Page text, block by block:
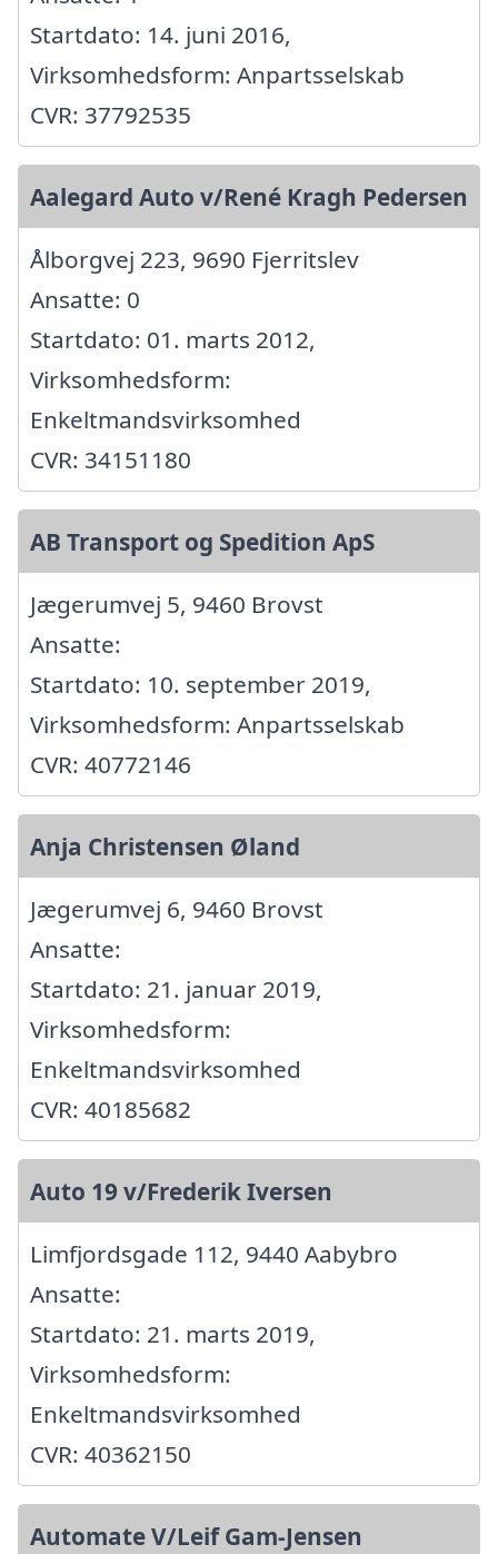
Startdato: 14. juni 2016,
Virksomhedsform: Anpartsselskab
CVR: 37792535
Aalegard Auto v/René Kragh Pedersen
Ålborgvej 223, 9690 Fjerritslev
Ansatte: 0
Startdato: 01. marts 2012,
Virksomhedsform:
Enkeltmandsvirksomhed
CVR: 34151180
AB Transport og Spedition ApS
Jægerumvej 5, 9460 Brovst
Ansatte:
Startdato: 10. september 2019,
Virksomhedsform: Anpartsselskab
CVR: 40772146
Anja Christensen Øland
Jægerumvej 6, 9460 Brovst
Ansatte:
Startdato: 21. januar 2019,
Virksomhedsform:
Enkeltmandsvirksomhed
CVR: 40185682
Auto 19 v/Frederik Iversen
Limfjordsgade 112, 9440 Aabybro
Ansatte:
Startdato: 21. marts 2019,
Virksomhedsform:
Enkeltmandsvirksomhed
CVR: 40362150
Automate V/Leif Gam-Jensen